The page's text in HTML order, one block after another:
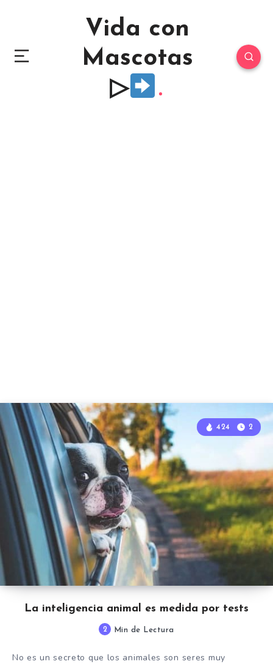
Vida con
Mascotas
▷
La inteligencia animal es medida por tests
424 2
2 Min de Lectura
No es un secreto que los animales son seres muy